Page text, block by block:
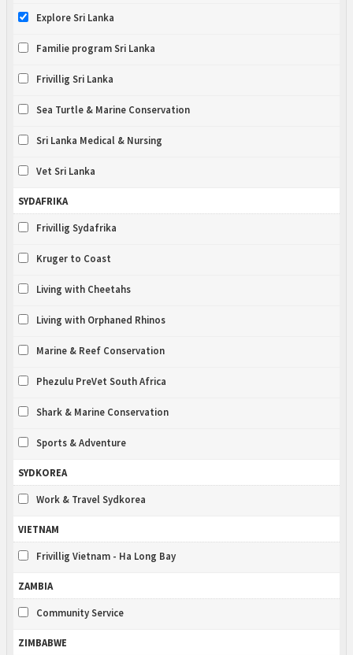
Explore Sri Lanka
Familie program Sri Lanka
Frivillig Sri Lanka
Sea Turtle & Marine Conservation
Sri Lanka Medical & Nursing
Vet Sri Lanka
SYDAFRIKA
Frivillig Sydafrika
Kruger to Coast
Living with Cheetahs
Living with Orphaned Rhinos
Marine & Reef Conservation
Phezulu PreVet South Africa
Shark & Marine Conservation
Sports & Adventure
SYDKOREA
Work & Travel Sydkorea
VIETNAM
Frivillig Vietnam - Ha Long Bay
ZAMBIA
Community Service
ZIMBABWE